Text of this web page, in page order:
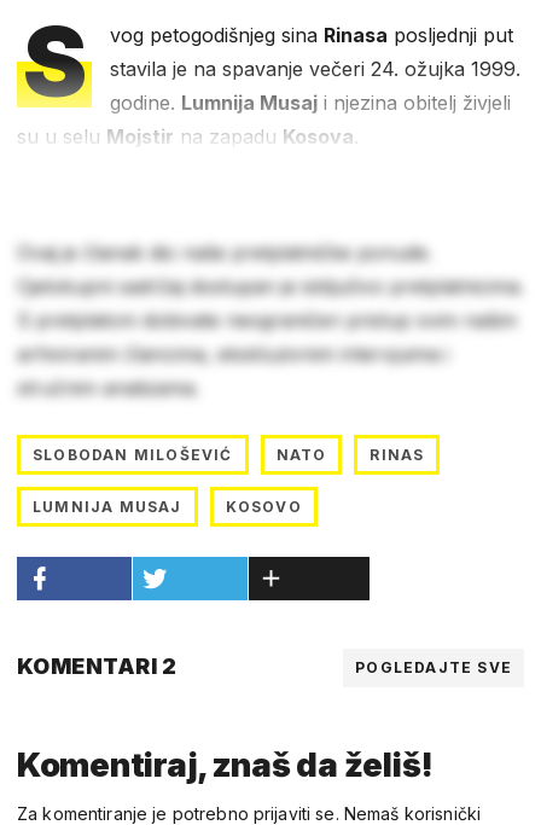
S vog petogodišnjeg sina Rinasa posljednji put
stavila je na spavanje večeri 24. ožujka 1999.
godine. Lumnija Musaj i njezina obitelj živjeli
su u selu Mojstir na zapadu Kosova.
Ovaj je članak dio naše pretplatničke ponude.
Cjelokupni sadržaj dostupan je isključivo pretplatnicima.
S pretplatom dobivate neograničen pristup svim našim
arhiviranim člancima, ekskluzivnim intervjuima i
stručnim analizama.
SLOBODAN MILOŠEVIĆ NATO RINAS
LUMNIJA MUSAJ KOSOVO
KOMENTARI 2 POGLEDAJTE SVE
Komentiraj, znaš da želiš!
Za komentiranje je potrebno prijaviti se. Nemaš korisnički